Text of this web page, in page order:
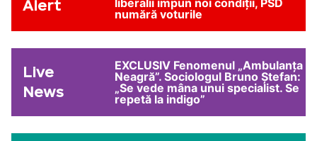
Alert
numără voturile
Live
News
EXCLUSIV Fenomenul „Ambulanța
Neagră”. Sociologul Bruno Ștefan:
„Se vede mâna unui specialist. Se
repetă la indigo”